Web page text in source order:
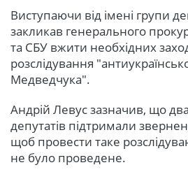
Виступаючи від імені групи
закликав генерального
та СБУ вжити необхідних
розслідування
Медведчука".
Андрій Левус зазначив, що
депутатів підтримали
щоб провести таке
не було проведене.